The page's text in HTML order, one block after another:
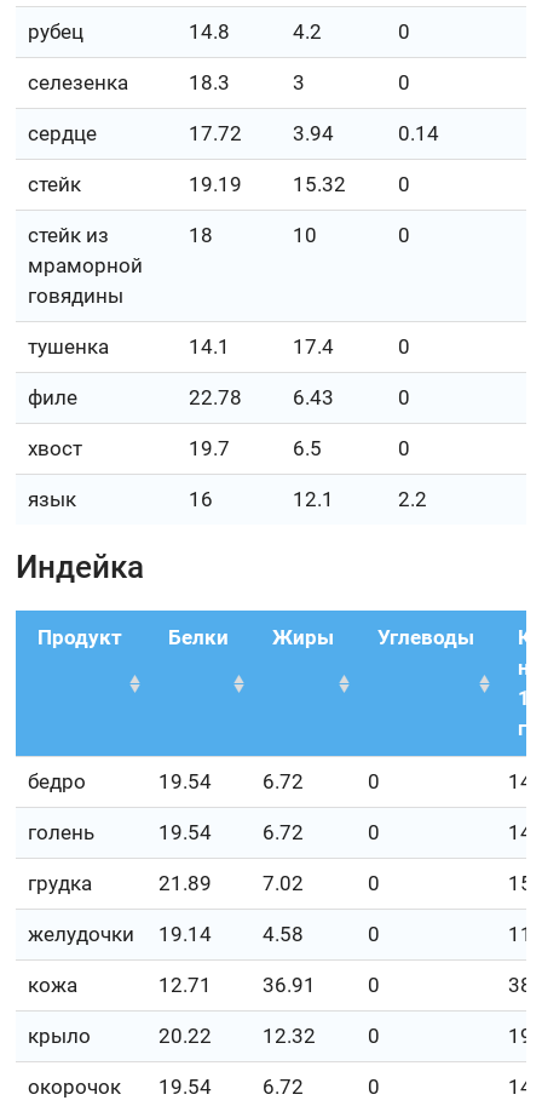
рубец 14.8 4.2 0
селезенка 18.3 3 0
сердце 17.72 3.94 0.14
стейк 19.19 15.32 0
стейк из
мраморной
говядины
18 10 0
тушенка 14.1 17.4 0
филе 22.78 6.43 0
хвост 19.7 6.5 0
язык 16 12.1 2.2
Индейка
Продукт Белки Жиры Углеводы
на
г.
бедро 19.54 6.72 0
голень 19.54 6.72 0
грудка 21.89 7.02 0
желудочки 19.14 4.58 0
кожа 12.71 36.91 0
крыло 20.22 12.32 0
окорочок 19.54 6.72 0